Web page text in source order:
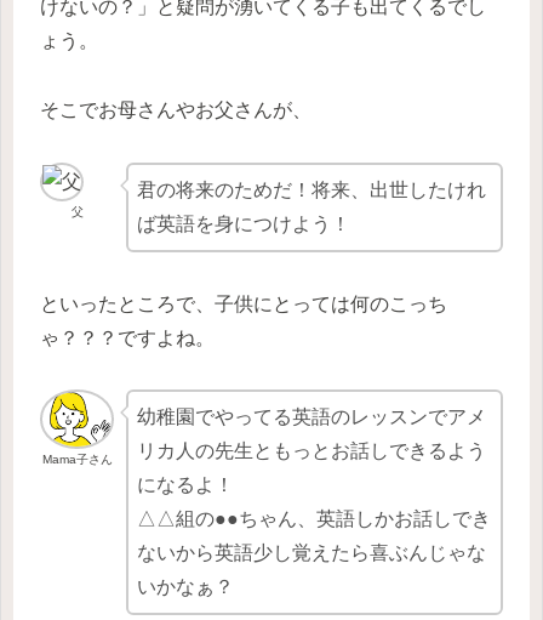
けないの？」と疑問が湧いてくる子も出てくるでし
ょう。
そこでお母さんやお父さんが、
父
君の将来のためだ！将来、出世したけれ
ば英語を身につけよう！
といったところで、子供にとっては何のこっち
ゃ？？？ですよね。
Mama子さん
幼稚園でやってる英語のレッスンでアメ
リカ人の先生ともっとお話しできるよう
になるよ！
△△組の●●ちゃん、英語しかお話しでき
ないから英語少し覚えたら喜ぶんじゃな
いかなぁ？